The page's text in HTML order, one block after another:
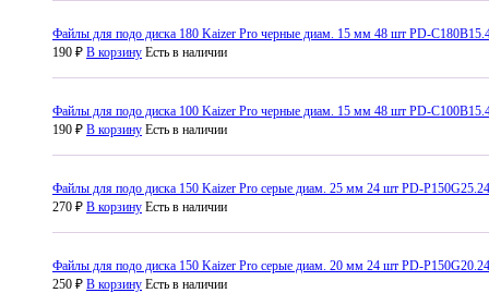
Файлы для подо диска 180 Kaizer Pro черные диам. 15 мм 48 шт PD-
190 ₽ В корзину Есть в наличии
Файлы для подо диска 100 Kaizer Pro черные диам. 15 мм 48 шт PD-
190 ₽ В корзину Есть в наличии
Файлы для подо диска 150 Kaizer Pro серые диам. 25 мм 24 шт PD-P150G25.24
270 ₽ В корзину Есть в наличии
Файлы для подо диска 150 Kaizer Pro серые диам. 20 мм 24 шт PD-P150G20.24
250 ₽ В корзину Есть в наличии